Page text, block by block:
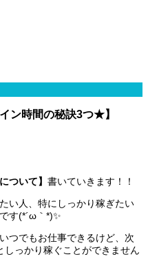
ン時間の秘訣3つ★】
ついて】 書いていきます！！
い人、特にしっかり稼ぎたい
す(*´ω｀*)✨
つでもお仕事できるけど、次
っかり稼ぐことができません